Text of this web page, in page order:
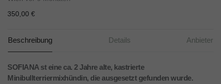
350,00 €
Beschreibung Details Anbieter
SOFIANA st eine ca. 2 Jahre alte, kastrierte
Minibullterriermixhündin, die ausgesetzt gefunden wurde.